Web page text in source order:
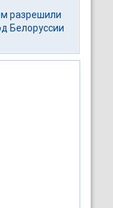
разрешили
Белоруссии